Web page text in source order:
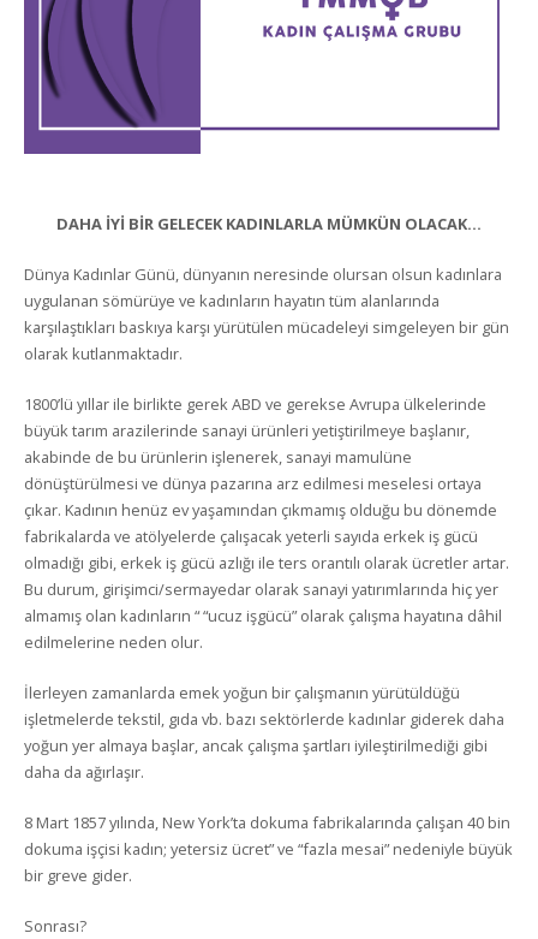
DAHA İYİ BİR GELECEK KADINLARLA MÜMKÜN OLACAK…
Dünya Kadınlar Günü, dünyanın neresinde olursan olsun kadınlara
uygulanan sömürüye ve kadınların hayatın tüm alanlarında
karşılaştıkları baskıya karşı yürütülen mücadeleyi simgeleyen bir gün
olarak kutlanmaktadır.
1800’lü yıllar ile birlikte gerek ABD ve gerekse Avrupa ülkelerinde
büyük tarım arazilerinde sanayi ürünleri yetiştirilmeye başlanır,
akabinde de bu ürünlerin işlenerek, sanayi mamulüne
dönüştürülmesi ve dünya pazarına arz edilmesi meselesi ortaya
çıkar. Kadının henüz ev yaşamından çıkmamış olduğu bu dönemde
fabrikalarda ve atölyelerde çalışacak yeterli sayıda erkek iş gücü
olmadığı gibi, erkek iş gücü azlığı ile ters orantılı olarak ücretler artar.
Bu durum, girişimci/sermayedar olarak sanayi yatırımlarında hiç yer
almamış olan kadınların “ “ucuz işgücü” olarak çalışma hayatına dâhil
edilmelerine neden olur.
İlerleyen zamanlarda emek yoğun bir çalışmanın yürütüldüğü
işletmelerde tekstil, gıda vb. bazı sektörlerde kadınlar giderek daha
yoğun yer almaya başlar, ancak çalışma şartları iyileştirilmediği gibi
daha da ağırlaşır.
8 Mart 1857 yılında, New York’ta dokuma fabrikalarında çalışan 40 bin
dokuma işçisi kadın; yetersiz ücret” ve “fazla mesai” nedeniyle büyük
bir greve gider.
Sonrası?